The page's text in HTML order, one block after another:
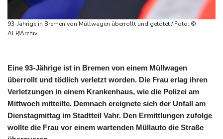
93-Jährige in Bremen von Müllwagen überrollt und getötet / Foto: ©
AFP/Archiv
Eine 93-Jährige ist in Bremen von einem Müllwagen
überrollt und tödlich verletzt worden. Die Frau erlag ihren
Verletzungen in einem Krankenhaus, wie die Polizei am
Mittwoch mitteilte. Demnach ereignete sich der Unfall am
Dienstagmittag im Stadtteil Vahr. Den Ermittlungen zufolge
wollte die Frau vor einem wartenden Müllauto die Straße